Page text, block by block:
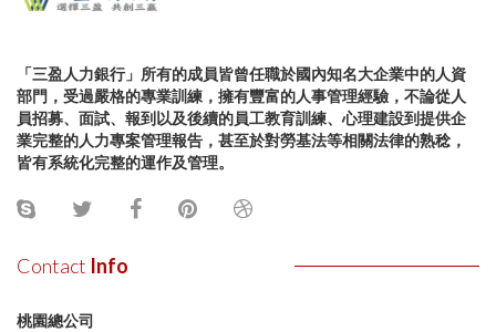
「三盈人力銀行」所有的成員皆曾任職於國內知名大企業中的人資
部門，受過嚴格的專業訓練，擁有豐富的人事管理經驗，不論從人
員招募、面試、報到以及後續的員工教育訓練、心理建設到提供企
業完整的人力專案管理報告，甚至於對勞基法等相關法律的熟稔，
皆有系統化完整的運作及管理。
Contact Info
桃園總公司